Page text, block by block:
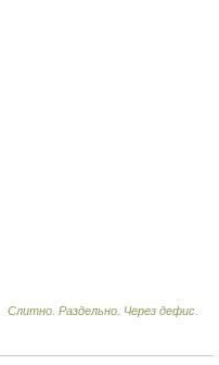
Слитно. Раздельно. Через дефис.